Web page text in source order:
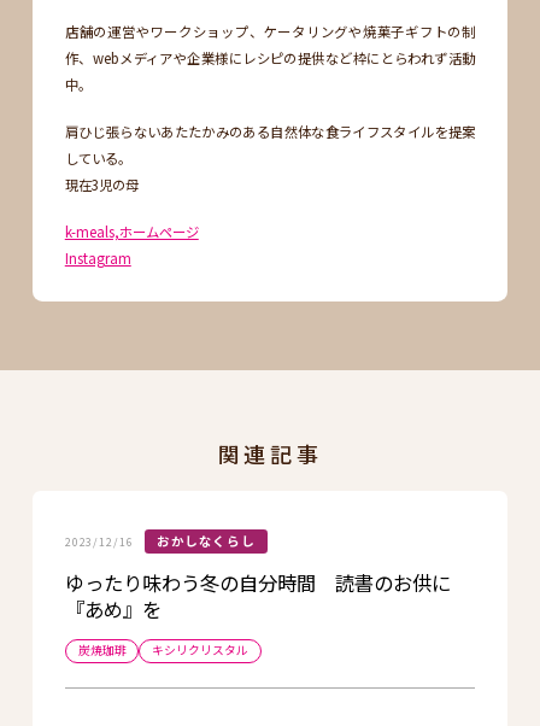
店舗の運営やワークショップ、ケータリングや焼菓子ギフトの制
作、webメディアや企業様にレシピの提供など枠にとらわれず活動
中。
肩ひじ張らないあたたかみのある自然体な食ライフスタイルを提案
している。
現在3児の母
k-meals,ホームページ
Instagram
関連記事
2023/12/16 おかしなくらし
ゆったり味わう冬の自分時間 読書のお供に
『あめ』を
炭焼珈琲 キシリクリスタル